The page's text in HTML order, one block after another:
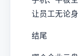
让员工无论
结尾